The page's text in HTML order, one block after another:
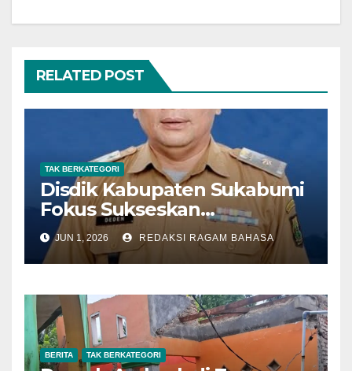
RELATED POST
TAK BERKATEGORI
Disdik Kabupaten Sukabumi
Fokus Sukseskan
Pelaksanaan SPMB SMP
Tahun 2026
JUN 1, 2026 REDAKSI RAGAM BAHASA
BERITA TAK BERKATEGORI